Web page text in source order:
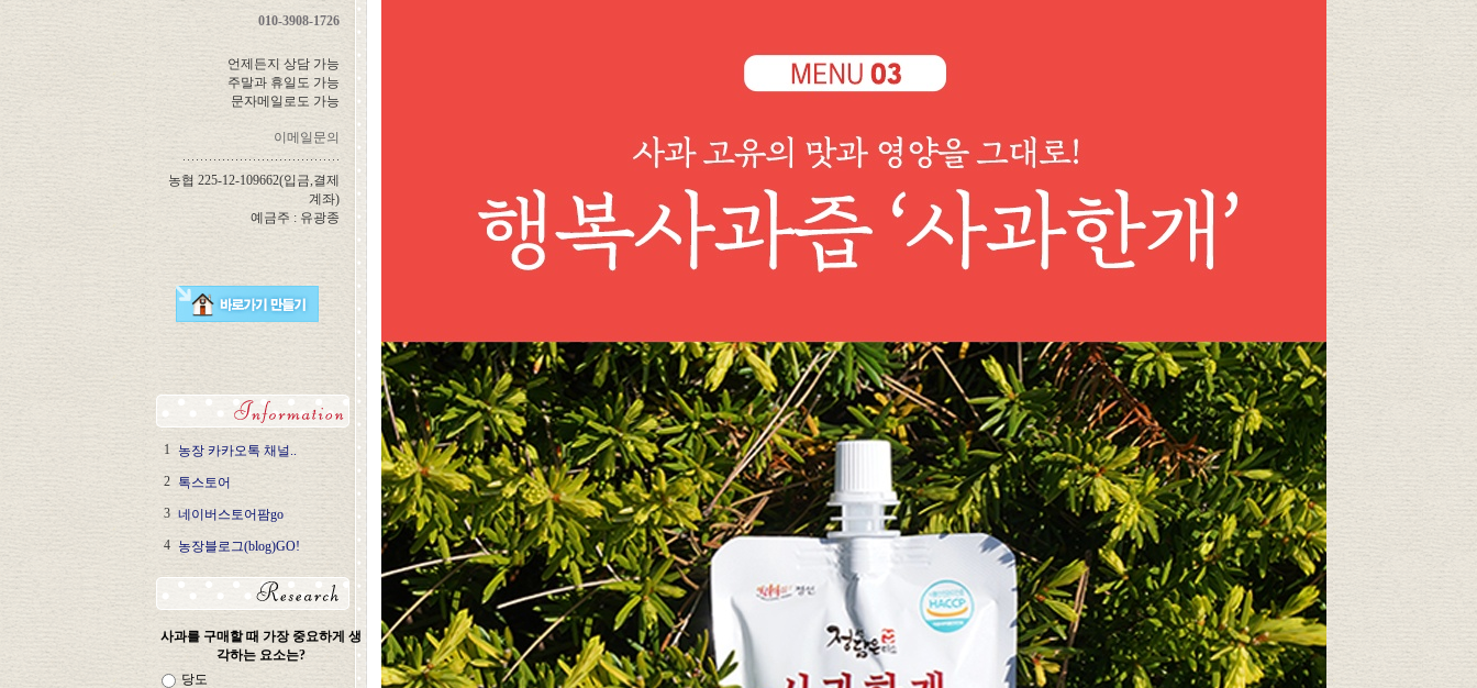
010-3908-1726
언제든지 상담 가능
주말과 휴일도 가능
문자메일로도 가능
이메일문의
농협 225-12-109662(입금,결제
계좌)
예금주 : 유광종
1 농장 카카오톡 채널..
2
톡스토어
3 네이버스토어팜go
4 농장블로그(blog)GO!
사과를 구매할 때 가장 중요하게 생
각하는 요소는?
당도
페이코 ID로 페이
PAYCO 바로구매